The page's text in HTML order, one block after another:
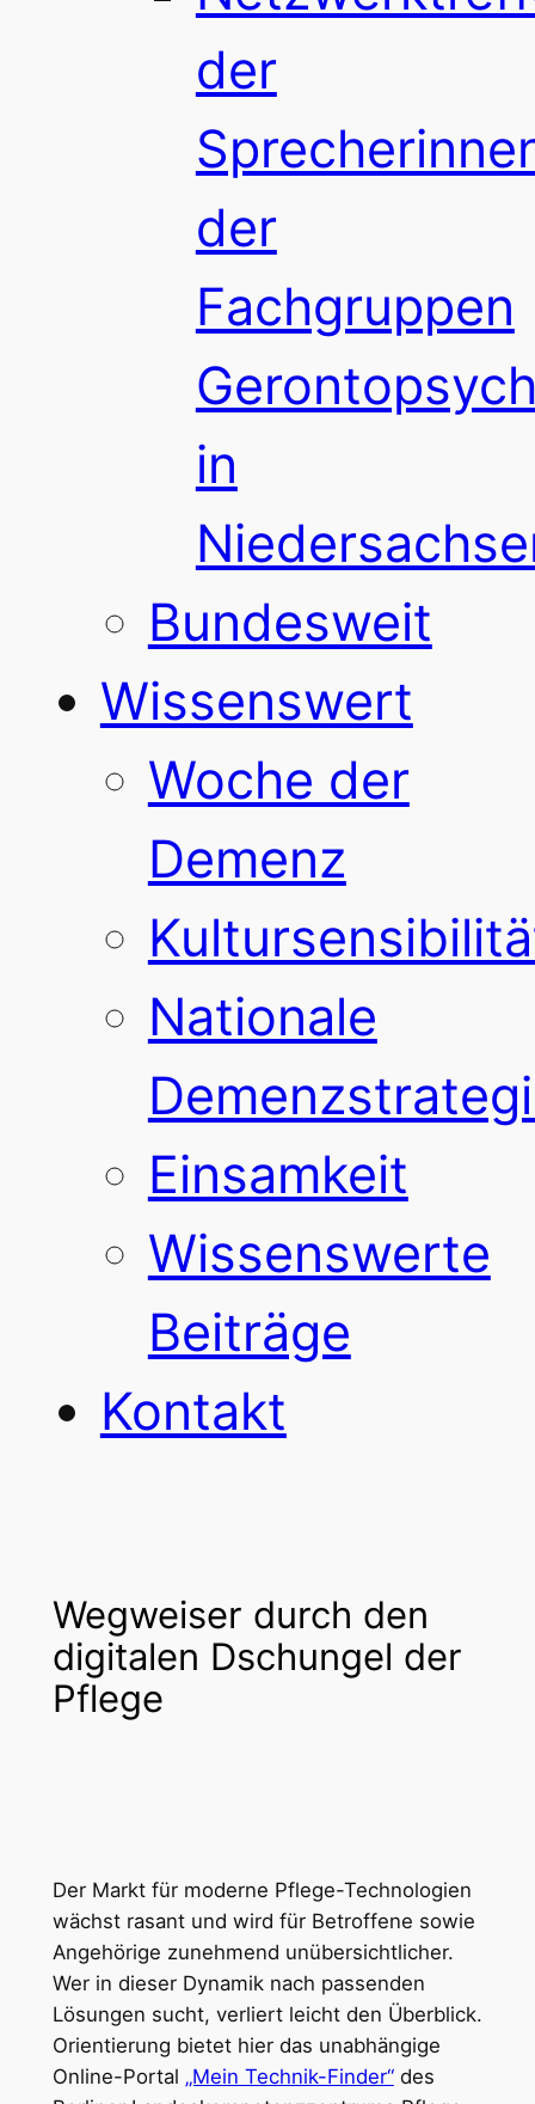
der
der
Fachgruppen
in
Bundesweit
Wissenswert
Woche der
Demenz
Nationale
Einsamkeit
Wissenswerte
Beiträge
Kontakt
Wegweiser durch den
digitalen Dschungel der
Pflege
Der Markt für moderne Pflege-Technologien
wächst rasant und wird für Betroffene sowie
Angehörige zunehmend unübersichtlicher.
Wer in dieser Dynamik nach passenden
Lösungen sucht, verliert leicht den Überblick.
Orientierung bietet hier das unabhängige
Online-Portal „Mein Technik-Finder“des